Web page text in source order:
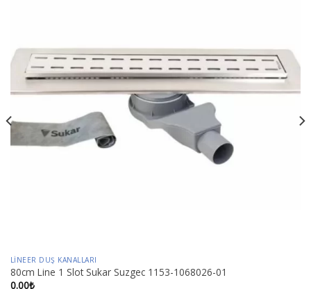
LINEER DUŞ KANALLARI
80cm Line 1 Slot Sukar Suzgec 1153-1068026-01
0.00₺